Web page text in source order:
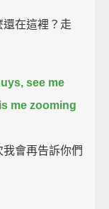
在這裡？走
see me
me zooming
會再告訴你們